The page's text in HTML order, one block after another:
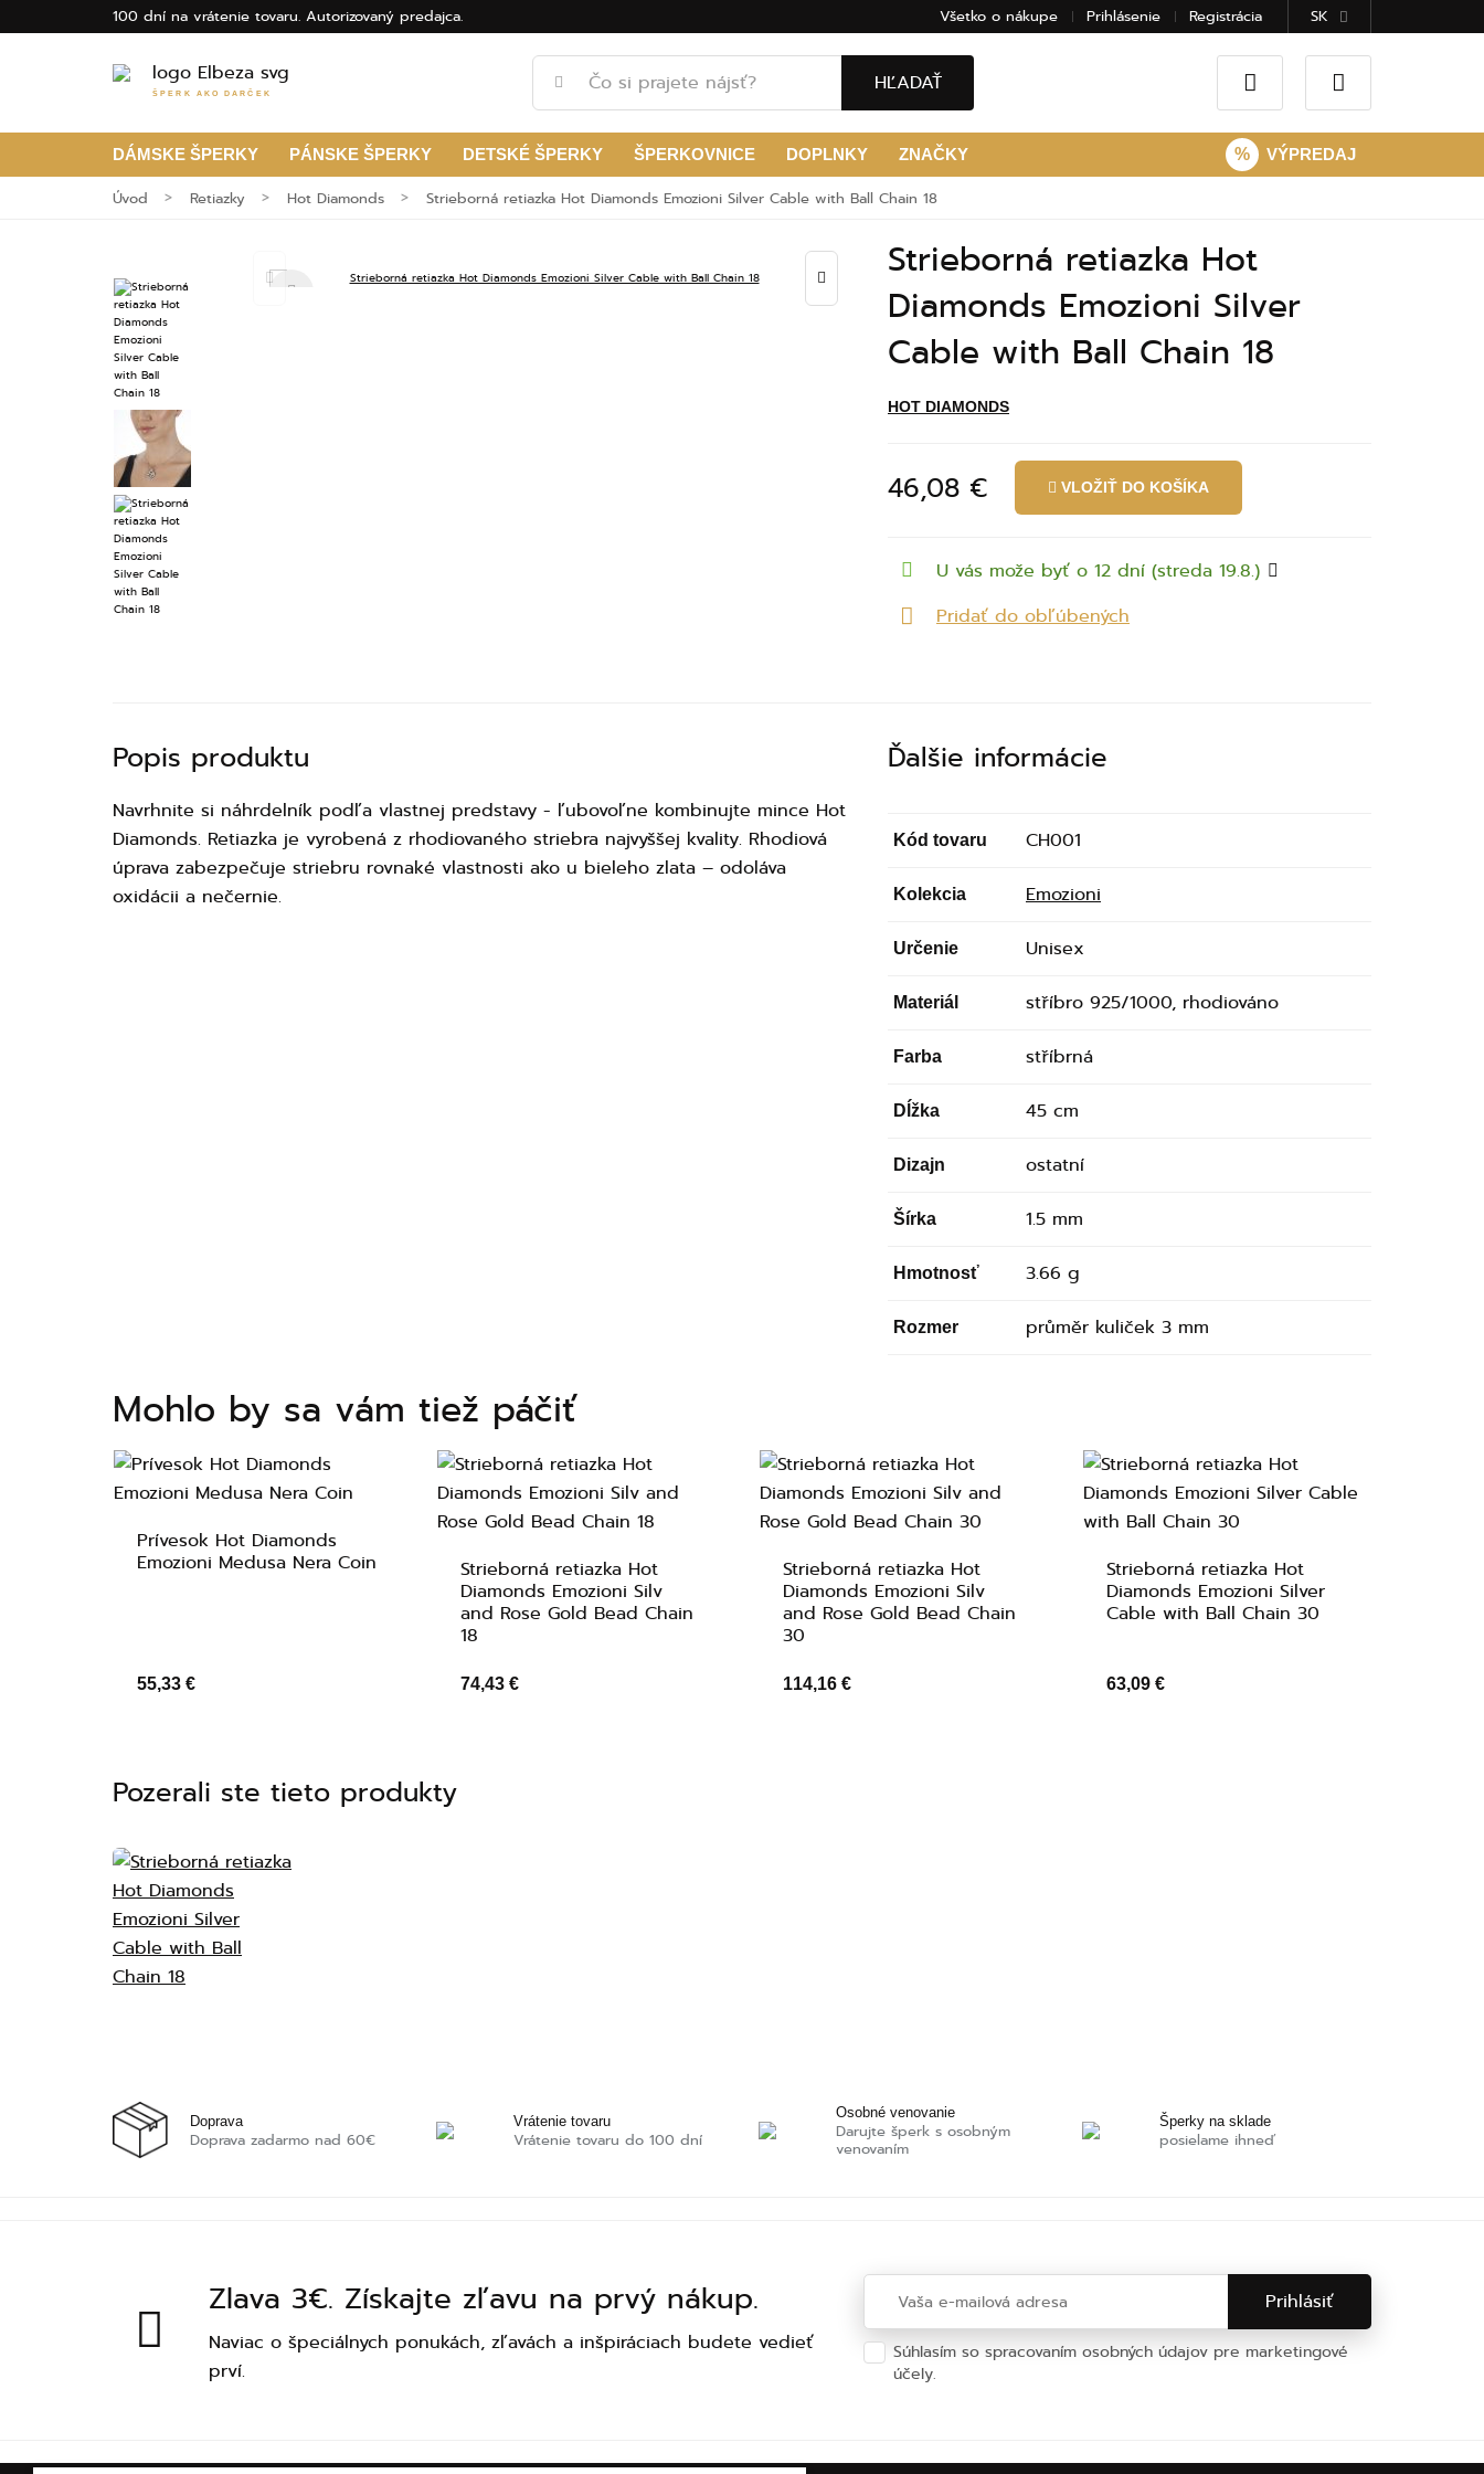
100 dní na vrátenie tovaru. Autorizovaný predajca. Všetko o nákupe Prihlásenie Registrácia SK
ŠPERK AKO DARČEK HĽADAŤ
DÁMSKE ŠPERKY PÁNSKE ŠPERKY DETSKÉ ŠPERKY ŠPERKOVNICE DOPLNKY ZNAČKY % VÝPREDAJ
Úvod Retiazky Hot Diamonds Strieborná retiazka Hot Diamonds Emozioni Silver Cable with Ball Chain 18
Strieborná retiazka Hot
Diamonds Emozioni Silver
Cable with Ball Chain 18
HOT DIAMONDS
46,08 € VLOŽIŤ DO KOŠÍKA
U vás može byť o 12 dní (streda 19.8.)
Pridať do obľúbených
Popis produktu
Navrhnite si náhrdelník podľa vlastnej predstavy - ľubovoľne kombinujte mince Hot
Diamonds. Retiazka je vyrobená z rhodiovaného striebra najvyššej kvality. Rhodiová
úprava zabezpečuje striebru rovnaké vlastnosti ako u bieleho zlata – odoláva
oxidácii a nečernie.
Ďalšie informácie
Kód tovaru CH001
Kolekcia Emozioni
Určenie Unisex
Materiál stříbro 925/1000, rhodiováno
Farba stříbrná
Dĺžka 45 cm
Dizajn ostatní
Šírka 1.5 mm
Hmotnosť 3.66 g
Rozmer průměr kuliček 3 mm
Mohlo by sa vám tiež páčiť
Prívesok Hot Diamonds
Emozioni Medusa Nera Coin
55,33 €
Strieborná retiazka Hot
Diamonds Emozioni Silv
and Rose Gold Bead Chain
18
74,43 €
Strieborná retiazka Hot
Diamonds Emozioni Silv
and Rose Gold Bead Chain
30
114,16 €
Strieborná retiazka Hot
Diamonds Emozioni Silver
Cable with Ball Chain 30
63,09 €
Pozerali ste tieto produkty
Doprava
Doprava zadarmo nad 60€
Vrátenie tovaru
Vrátenie tovaru do 100 dní
Osobné venovanie
Darujte šperk s osobným
venovaním
Šperky na sklade
posielame ihneď
Zlava 3€. Získajte zľavu na prvý nákup.
Naviac o špeciálnych ponukách, zľavách a inšpiráciach budete vedieť
prví.
Súhlasím so spracovaním osobných údajov pre marketingové
účely.